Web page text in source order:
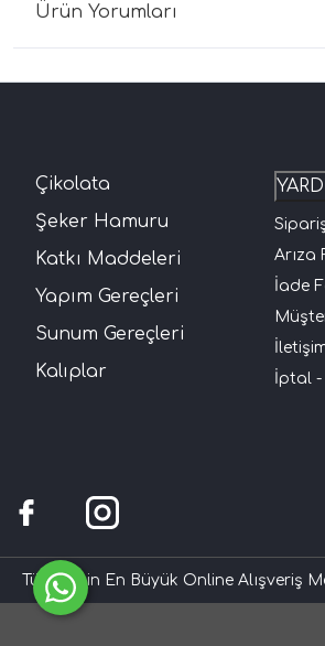
Ürün Yorumları
Çikolata
Şeker Hamuru
Katkı Maddeleri
Yapım Gereçleri
Sunum Gereçleri
Kalıplar
Arıza
İade
İptal
Türkiye'nin En Büyük Online Alışveriş